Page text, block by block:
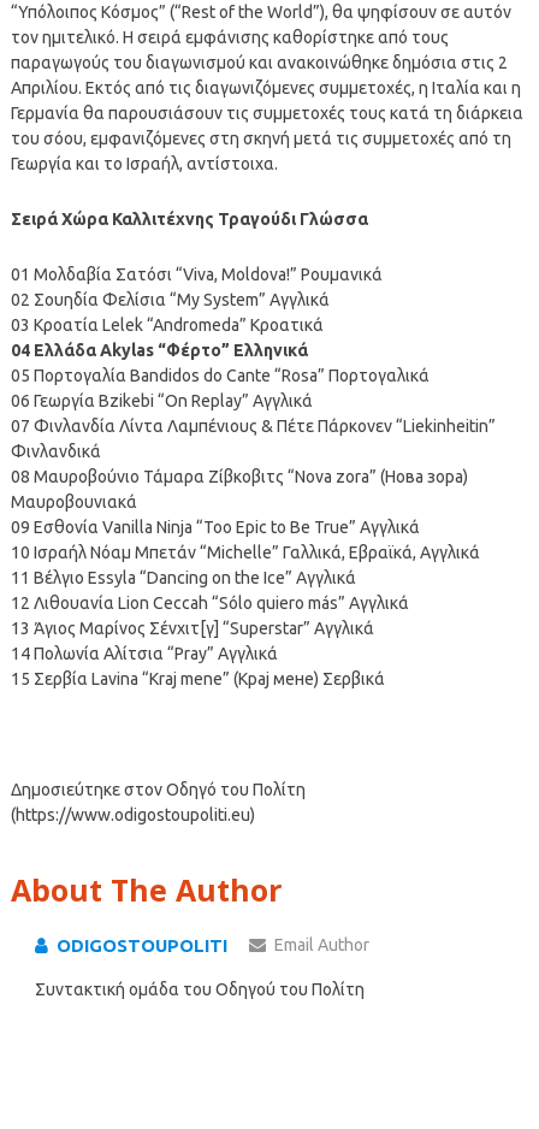
“Υπόλοιπος Κόσμος” (“Rest of the World”), θα ψηφίσουν σε αυτόν
τον ημιτελικό. Η σειρά εμφάνισης καθορίστηκε από τους
παραγωγούς του διαγωνισμού και ανακοινώθηκε δημόσια στις 2
Απριλίου. Εκτός από τις διαγωνιζόμενες συμμετοχές, η Ιταλία και η
Γερμανία θα παρουσιάσουν τις συμμετοχές τους κατά τη διάρκεια
του σόου, εμφανιζόμενες στη σκηνή μετά τις συμμετοχές από τη
Γεωργία και το Ισραήλ, αντίστοιχα.
Σειρά Χώρα Καλλιτέχνης Τραγούδι Γλώσσα
01 Μολδαβία Σατόσι “Viva, Moldova!” Ρουμανικά
02 Σουηδία Φελίσια “My System” Αγγλικά
03 Κροατία Lelek “Andromeda” Κροατικά
04 Ελλάδα Akylas “Φέρτο” Ελληνικά
05 Πορτογαλία Bandidos do Cante “Rosa” Πορτογαλικά
06 Γεωργία Bzikebi “On Replay” Αγγλικά
07 Φινλανδία Λίντα Λαμπένιους & Πέτε Πάρκονεν “Liekinheitin”
Φινλανδικά
08 Μαυροβούνιο Τάμαρα Ζίβκοβιτς “Nova zora” (Нова зора)
Μαυροβουνιακά
09 Εσθονία Vanilla Ninja “Too Epic to Be True” Αγγλικά
10 Ισραήλ Νόαμ Μπετάν “Michelle” Γαλλικά, Εβραϊκά, Αγγλικά
11 Βέλγιο Essyla “Dancing on the Ice” Αγγλικά
12 Λιθουανία Lion Ceccah “Sólo quiero más” Αγγλικά
13 Άγιος Μαρίνος Σένχιτ[γ] “Superstar” Αγγλικά
14 Πολωνία Αλίτσια “Pray” Αγγλικά
15 Σερβία Lavina “Kraj mene” (Крај мене) Σερβικά
Δημοσιεύτηκε στον Οδηγό του Πολίτη
(https://www.odigostoupoliti.eu)
About The Author
ODIGOSTOUPOLITI Email Author
Συντακτική ομάδα του Οδηγού του Πολίτη